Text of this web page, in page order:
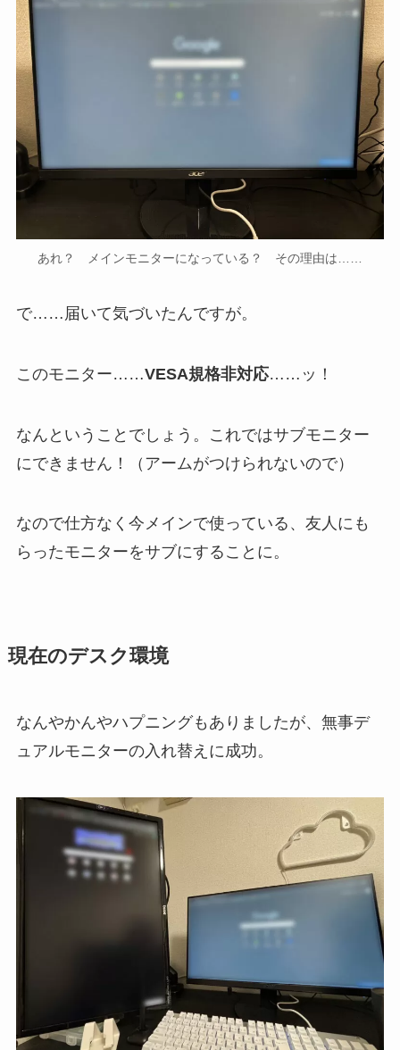
あれ？ メインモニターになっている？ その理由は……
で……届いて気づいたんですが。
このモニター……VESA規格非対応……ッ！
なんということでしょう。これではサブモニター
にできません！（アームがつけられないので）
なので仕方なく今メインで使っている、友人にも
らったモニターをサブにすることに。
現在のデスク環境
なんやかんやハプニングもありましたが、無事デ
ュアルモニターの入れ替えに成功。